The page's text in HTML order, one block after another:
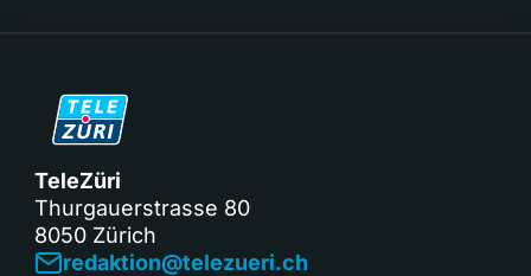
TeleZüri
Thurgauerstrasse 80
8050 Zürich
redaktion@telezueri.ch